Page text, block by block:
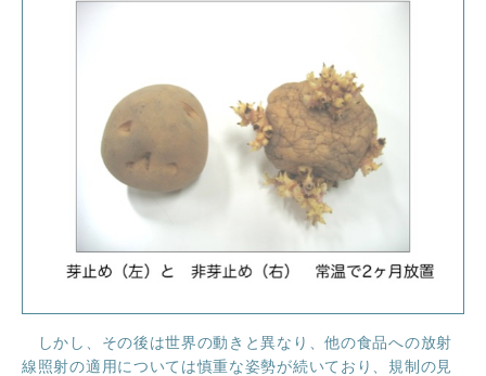
しかし、その後は世界の動きと異なり、他の食品への放射
線照射の適用については慎重な姿勢が続いており、規制の見